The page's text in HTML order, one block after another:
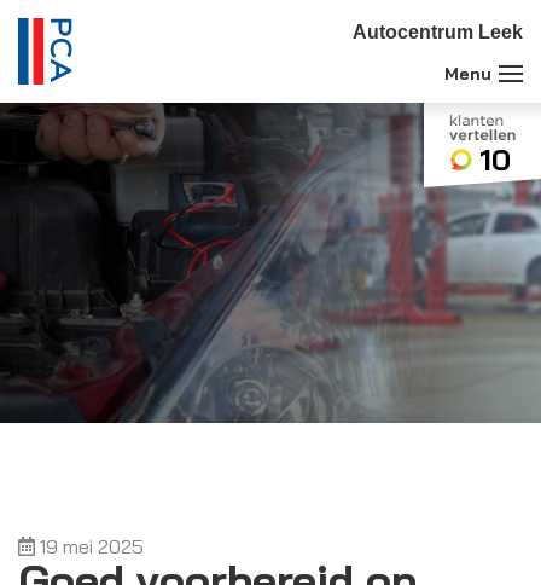
Autocentrum Leek
10
19 mei 2025